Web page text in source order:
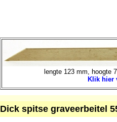
lengte 123 mm, hoogte
Klik hier
Dick spitse graveerbeitel